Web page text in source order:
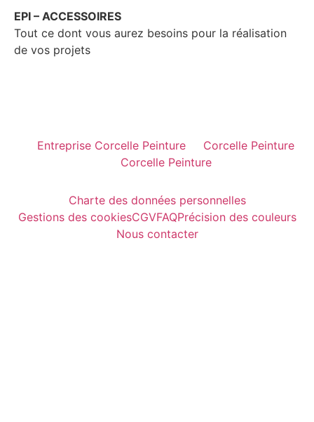
EPI – ACCESSOIRES
Tout ce dont vous aurez besoins pour la réalisation
de vos projets
Entreprise Corcelle Peinture
Corcelle Peinture
Corcelle Peinture
Charte des données personnelles
Gestions des cookiesCGVFAQPrécision des couleurs
Nous contacter